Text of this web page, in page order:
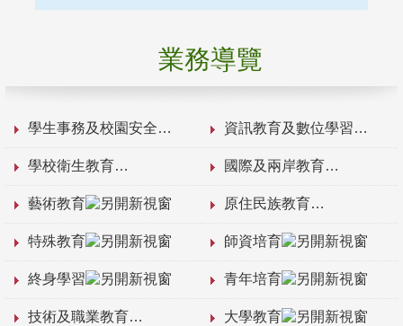
業務導覽
學生事務及校園安全 資訊教育及數位學習
學校衛生教育 國際及兩岸教育
藝術教育 原住民族教育
特殊教育 師資培育
終身學習 青年培育
技術及職業教育 大學教育